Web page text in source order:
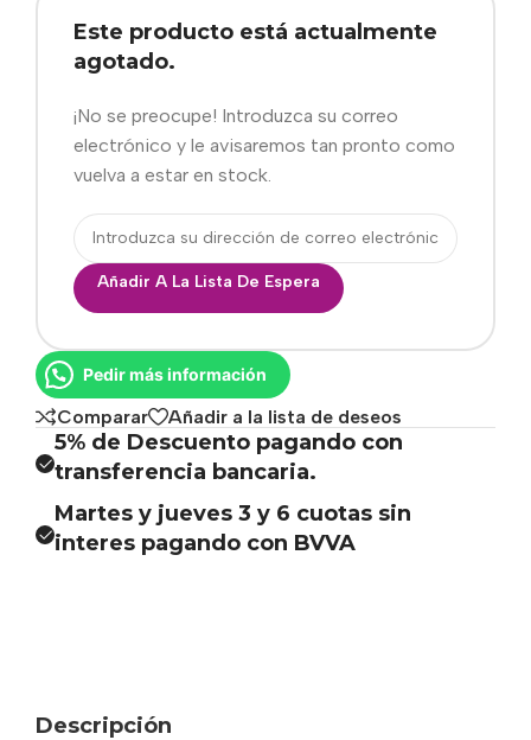
Este producto está actualmente
agotado.
¡No se preocupe! Introduzca su correo
electrónico y le avisaremos tan pronto como
vuelva a estar en stock.
Añadir A La Lista De Espera
Pedir más información
Comparar Añadir a la lista de deseos
5% de Descuento pagando con
transferencia bancaria.
Martes y jueves 3 y 6 cuotas sin
interes pagando con BVVA
Descripción